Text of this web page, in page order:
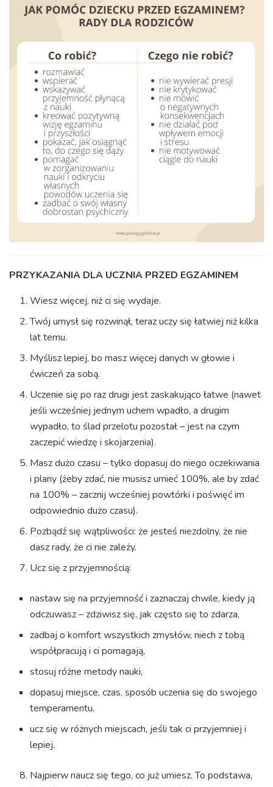
PRZYKAZANIA DLA UCZNIA PRZED EGZAMINEM
Wiesz więcej, niż ci się wydaje.
Twój umysł się rozwinął, teraz uczy się łatwiej niż kilka
lat temu.
Myślisz lepiej, bo masz więcej danych w głowie i
ćwiczeń za sobą.
Uczenie się po raz drugi jest zaskakująco łatwe (nawet
jeśli wcześniej jednym uchem wpadło, a drugim
wypadło, to ślad przelotu pozostał – jest na czym
zaczepić wiedzę i skojarzenia).
Masz dużo czasu – tylko dopasuj do niego oczekiwania
i plany (żeby zdać, nie musisz umieć 100%, ale by zdać
na 100% – zacznij wcześniej powtórki i poświęć im
odpowiednio dużo czasu).
Pozbądź się wątpliwości: że jesteś niezdolny, że nie
dasz rady, że ci nie zależy.
Ucz się z przyjemnością:
nastaw się na przyjemność i zaznaczaj chwile, kiedy ją
odczuwasz – zdziwisz się, jak często się to zdarza,
zadbaj o komfort wszystkich zmysłów, niech z tobą
współpracują i ci pomagają,
stosuj różne metody nauki,
dopasuj miejsce, czas, sposób uczenia się do swojego
temperamentu,
ucz się w różnych miejscach, jeśli tak ci przyjemniej i
lepiej.
Najpierw naucz się tego, co już umiesz. To podstawa,